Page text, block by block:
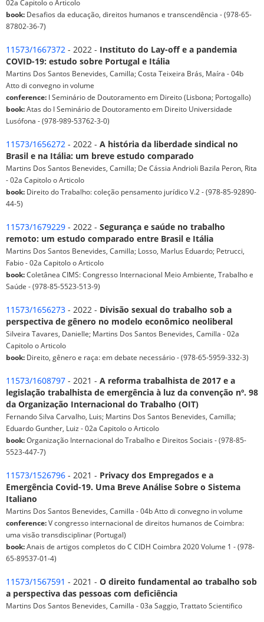
02a Capitolo o Articolo
book: Desafios da educação, direitos humanos e transcendência - (978-65-
87802-36-7)
11573/1667372 - 2022 - Instituto do Lay-off e a pandemia
COVID-19: estudo sobre Portugal e Itália
Martins Dos Santos Benevides, Camilla; Costa Teixeira Brás, Maíra - 04b
Atto di convegno in volume
conference: I Seminário de Doutoramento em Direito (Lisbona; Portogallo)
book:Atas do I Seminário de Doutoramento em Direito Universidade
Lusófona - (978-989-53762-3-0)
11573/1656272 - 2022 - A história da liberdade sindical no
Brasil e na Itália: um breve estudo comparado
Martins Dos Santos Benevides, Camilla; De Cássia Andrioli Bazila Peron, Rita
- 02a Capitolo o Articolo
book: Direito do Trabalho: coleção pensamento jurídico V.2 - (978-85-92890-
44-5)
11573/1679229 - 2022 - Segurança e saúde no trabalho
remoto: um estudo comparado entre Brasil e Itália
Martins Dos Santos Benevides, Camilla; Losso, Marlus Eduardo; Petrucci,
Fabio - 02a Capitolo o Articolo
book:Coletânea CIMS: Congresso Internacional Meio Ambiente, Trabalho e
Saúde - (978-85-5523-513-9)
11573/1656273 - 2022 - Divisão sexual do trabalho sob a
perspectiva de gênero no modelo econômico neoliberal
Silveira Tavares, Danielle; Martins Dos Santos Benevides, Camilla - 02a
Capitolo o Articolo
book: Direito, gênero e raça: em debate necessário - (978-65-5959-332-3)
11573/1608797 - 2021 - A reforma trabalhista de 2017 e a
legislação trabalhista de emergência à luz da convenção nº. 98
da Organização Internacional do Trabalho (OIT)
Fernando Silva Carvalho, Luis; Martins Dos Santos Benevides, Camilla;
Eduardo Gunther, Luiz - 02a Capitolo o Articolo
book:Organização Internacional do Trabalho e Direitos Sociais - (978-85-
5523-447-7)
11573/1526796 - 2021 - Privacy dos Empregados e a
Emergência Covid-19. Uma Breve Análise Sobre o Sistema
Italiano
Martins Dos Santos Benevides, Camilla - 04b Atto di convegno in volume
conference:V congresso internacional de direitos humanos de Coimbra:
uma visão transdisciplinar (Portugal)
book:Anais de artigos completos do C CIDH Coimbra 2020 Volume 1 - (978-
65-89537-01-4)
11573/1567591 - 2021 - O direito fundamental ao trabalho sob
a perspectiva das pessoas com deficiência
Martins Dos Santos Benevides, Camilla - 03a Saggio, Trattato Scientifico